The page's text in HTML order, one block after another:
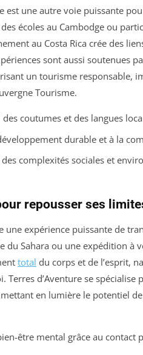
est une autre voie puissante
écoles au Cambodge ou
au Costa Rica crée des
sont aussi soutenues
un tourisme responsable,
Tourisme.
coutumes et des langues
durable et à la
complexités sociales et
repousser ses
une expérience puissante de
du Sahara ou une expédition à
total du corps et de l’esprit,
Terres d’Aventure se spécialise
en lumière le potentiel
être mental grâce au contact